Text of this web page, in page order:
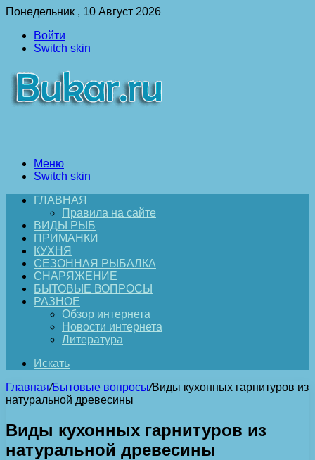
Понедельник , 10 Август 2026
Войти
Switch skin
Меню
Switch skin
ГЛАВНАЯ
Правила на сайте
ВИДЫ РЫБ
ПРИМАНКИ
КУХНЯ
СЕЗОННАЯ РЫБАЛКА
СНАРЯЖЕНИЕ
БЫТОВЫЕ ВОПРОСЫ
РАЗНОЕ
Обзор интернета
Новости интернета
Литература
Искать
Главная/Бытовые вопросы/Виды кухонных гарнитуров из
натуральной древесины
Виды кухонных гарнитуров из
натуральной древесины